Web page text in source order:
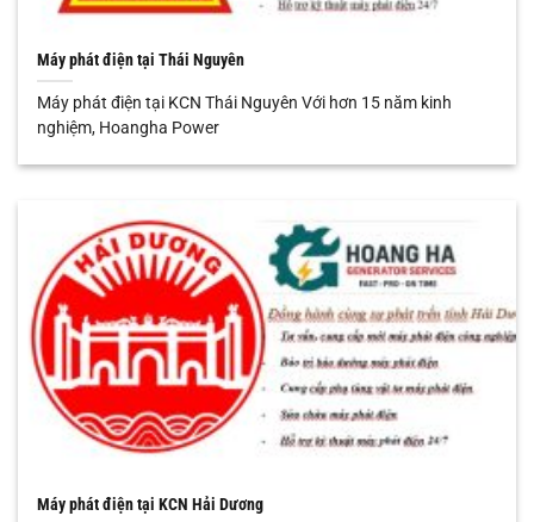
Máy phát điện tại Thái Nguyên
Máy phát điện tại KCN Thái Nguyên Với hơn 15 năm kinh
nghiệm, Hoangha Power
Máy phát điện tại KCN Hải Dương